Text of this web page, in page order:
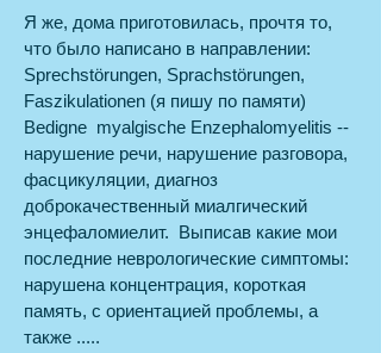
Я же, дома приготовилась, прочтя то,
что было написано в направлении:
Sprechstörungen, Sprachstörungen,
Faszikulationen (я пишу по памяти)
Bedigne myalgische Enzephalomyelitis --
нарушение речи, нарушение разговора,
фасцикуляции, диагноз
доброкачественный миалгический
энцефаломиелит. Выписав какие мои
последние неврологические симптомы:
нарушена концентрация, короткая
память, с ориентацией проблемы, а
также .....